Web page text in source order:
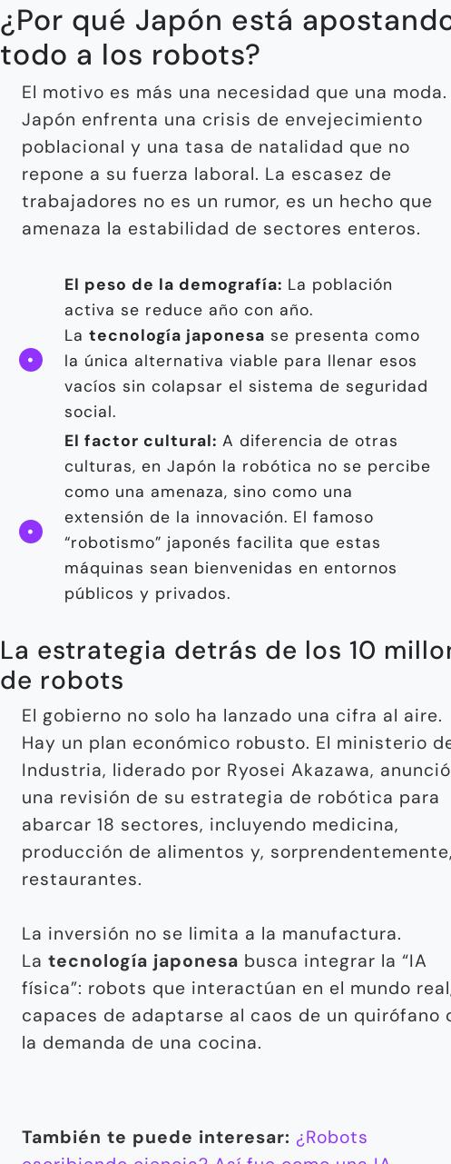
¿Por qué Japón está
todo a los robots?
El motivo es más una necesidad que una moda.
Japón enfrenta una crisis de envejecimiento
poblacional y una tasa de natalidad que no
repone a su fuerza laboral. La escasez de
trabajadores no es un rumor, es un hecho que
amenaza la estabilidad de sectores enteros.
El peso de la demografía: La población
activa se reduce año con año.
La tecnología japonesa se presenta como
la única alternativa viable para llenar esos
vacíos sin colapsar el sistema de seguridad
social.
El factor cultural: A diferencia de otras
culturas, en Japón la robótica no se percibe
como una amenaza, sino como una
extensión de la innovación. El famoso
“robotismo” japonés facilita que estas
máquinas sean bienvenidas en entornos
públicos y privados.
La estrategia detrás de los 10
de robots
El gobierno no solo ha lanzado una cifra al aire.
Hay un plan económico robusto. El ministerio
Industria, liderado por Ryosei Akazawa, anunció
una revisión de su estrategia de robótica para
abarcar 18 sectores, incluyendo medicina,
producción de alimentos y,
restaurantes.
La inversión no se limita a la manufactura.
La tecnología japonesa busca integrar la “IA
física”: robots que interactúan en el mundo
capaces de adaptarse al caos de un quirófano
la demanda de una cocina.
También te puede interesar: ¿Robots